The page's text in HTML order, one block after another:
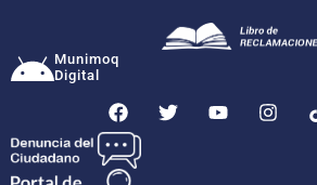
Munimoq
Digital